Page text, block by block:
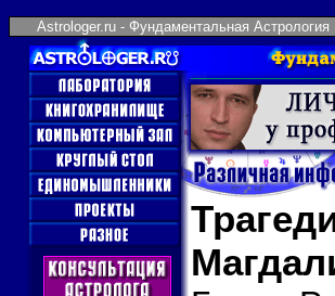
Astrologer.ru - Фундаментальная Астрология